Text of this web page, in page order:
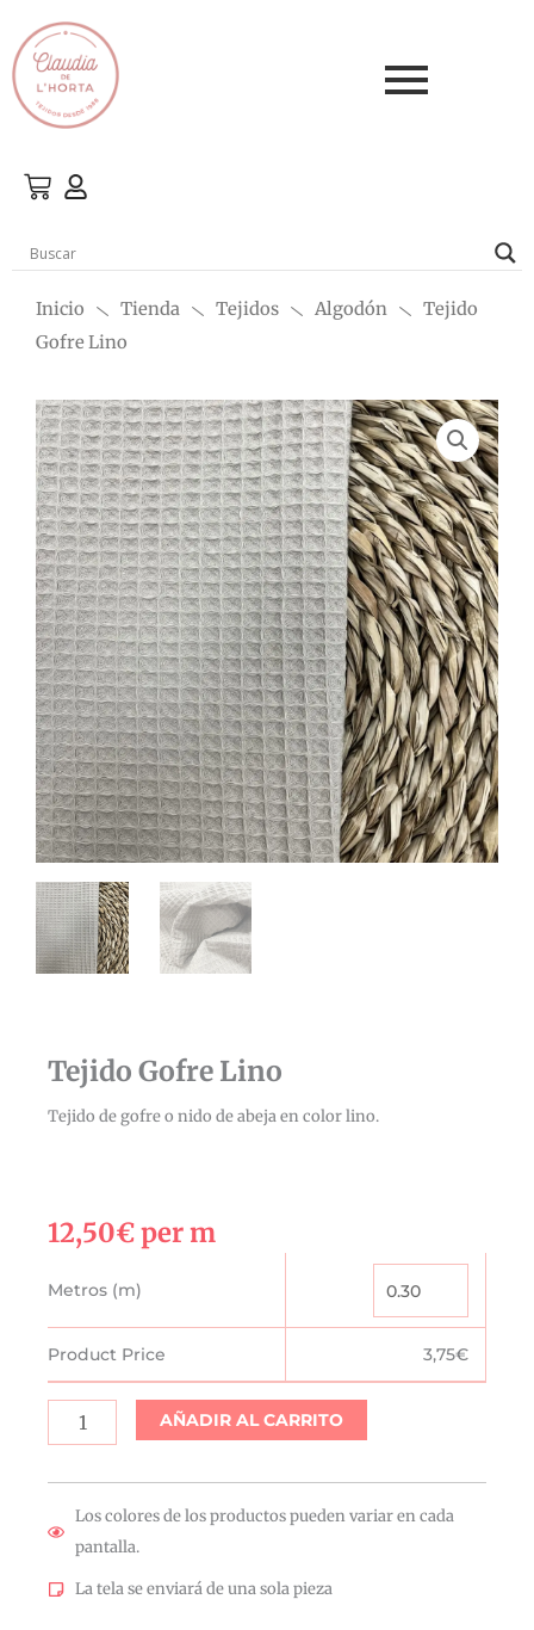
contenido
Inicio Tienda Tejidos Algodón
Tejido
Gofre Lino
Tejido Gofre Lino
Tejido de gofre o nido de abeja en color lino.
12,50€per m
Metros (m)
Product Price 3,75€
Gofre
Lino
cantidad
AÑADIR AL CARRITO
Los colores de los productos pueden variar en cada
pantalla.
La tela se enviará de una sola pieza